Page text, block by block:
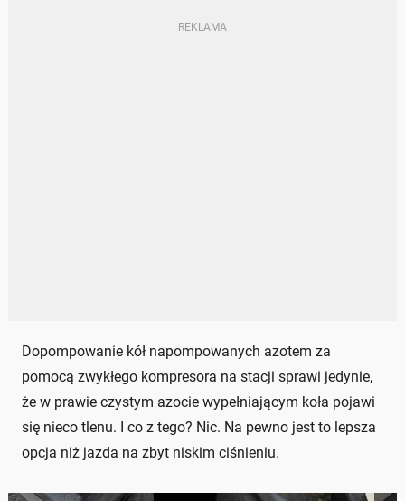
Dopompowanie kół napompowanych azotem za
pomocą zwykłego kompresora na stacji sprawi jedynie,
że w prawie czystym azocie wypełniającym koła pojawi
się nieco tlenu. I co z tego? Nic. Na pewno jest to lepsza
opcja niż jazda na zbyt niskim ciśnieniu.